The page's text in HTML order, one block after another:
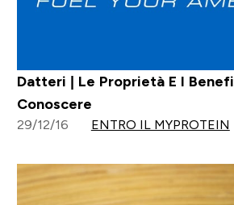
Datteri | Le Proprietà E I
Conoscere
29/12/16 ENTRO IL MYPROTEIN